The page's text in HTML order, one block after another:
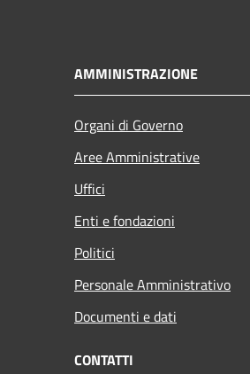
AMMINISTRAZIONE
Organi di Governo
Aree Amministrative
Uffici
Enti e fondazioni
Politici
Personale Amministrativo
Documenti e dati
CONTATTI